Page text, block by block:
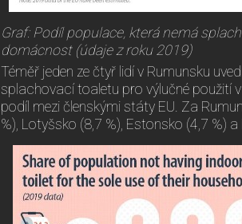
Graf: Podíl populace, která nemá
domácnost (údaje z roku 2019)
Téměř jeden ze čtyř lidí v Rumunsku
splachovací toaletu pro výlučné použití
podíl mezi členskými státy EU. Za
%), Lotyšsko (8,7 %), Estonsko (4,7 %)